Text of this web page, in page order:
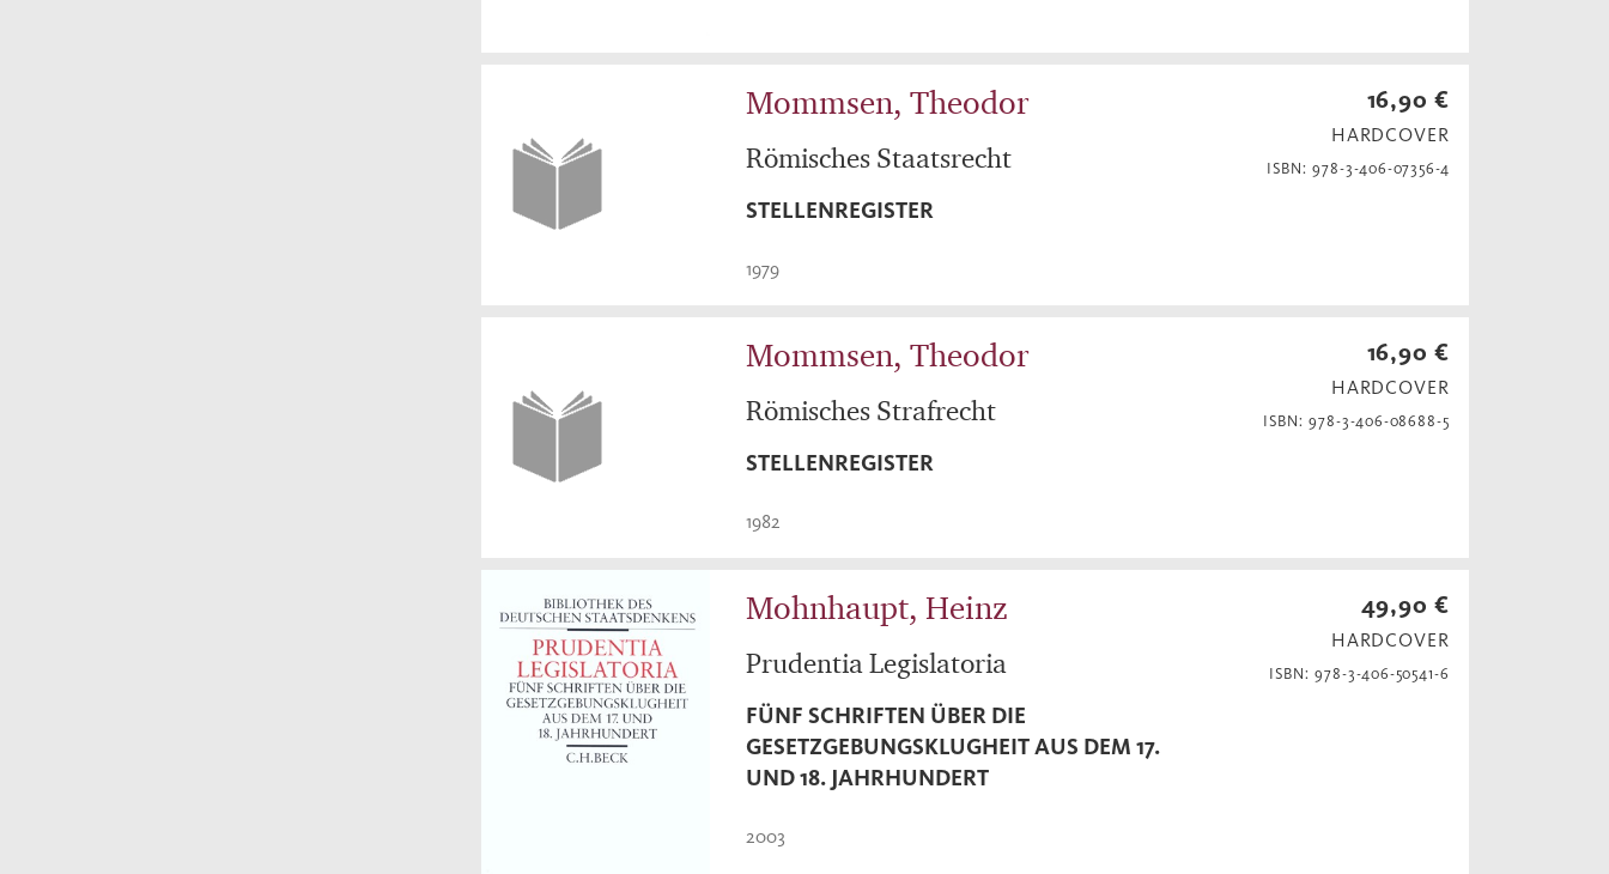
Mommsen, Theodor
Römisches Staatsrecht
STELLENREGISTER
1979
16,90 €
HARDCOVER
ISBN: 978-3-406-07356-4
Mommsen, Theodor
Römisches Strafrecht
STELLENREGISTER
1982
16,90 €
HARDCOVER
ISBN: 978-3-406-08688-5
Mohnhaupt, Heinz
Prudentia Legislatoria
FÜNF SCHRIFTEN ÜBER DIE
GESETZGEBUNGSKLUGHEIT AUS DEM 17.
UND 18. JAHRHUNDERT
2003
49,90 €
HARDCOVER
ISBN: 978-3-406-50541-6